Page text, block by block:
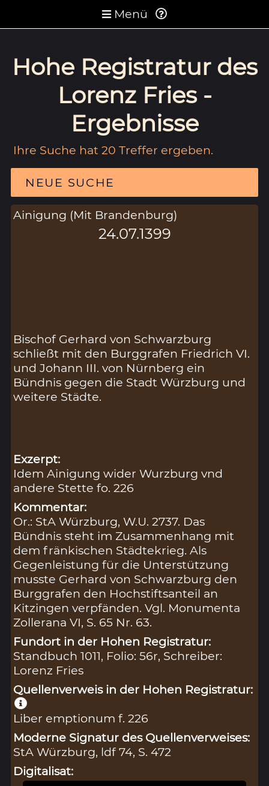
Menü
Hohe Registratur des
Lorenz Fries -
Ergebnisse
Ihre Suche hat 20 Treffer ergeben.
NEUE SUCHE
Ainigung (Mit Brandenburg)
24.07.1399
Bischof Gerhard von Schwarzburg
schließt mit den Burggrafen Friedrich VI.
und Johann III. von Nürnberg ein
Bündnis gegen die Stadt Würzburg und
weitere Städte.
Exzerpt:
Idem Ainigung wider Wurzburg vnd
andere Stette fo. 226
Kommentar:
Or.: StA Würzburg, W.U. 2737. Das
Bündnis steht im Zusammenhang mit
dem fränkischen Städtekrieg. Als
Gegenleistung für die Unterstützung
musste Gerhard von Schwarzburg den
Burggrafen den Hochstiftsanteil an
Kitzingen verpfänden. Vgl. Monumenta
Zollerana VI, S. 65 Nr. 63.
Fundort in der Hohen Registratur:
Standbuch 1011, Folio: 56r, Schreiber:
Lorenz Fries
Quellenverweis in der Hohen Registratur:
Liber emptionum f. 226
Moderne Signatur des Quellenverweises:
StA Würzburg, ldf 74, S. 472
Digitalisat: